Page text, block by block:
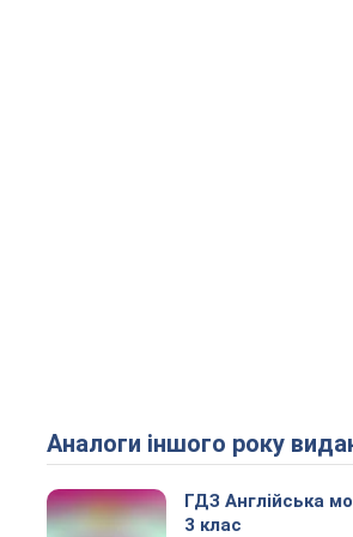
Аналоги іншого року
ГДЗ Англійська
3 клас